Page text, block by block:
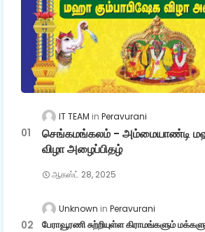
IT TEAM Peravurani
செங்கமங்கலம் - அம்மையாண்டி
விழா அழைப்பிதழ்
ஆகஸ்ட் 28, 2025
Unknown Peravurani
பேராவூரணி சுற்றியுள்ள கிராமங்களும்